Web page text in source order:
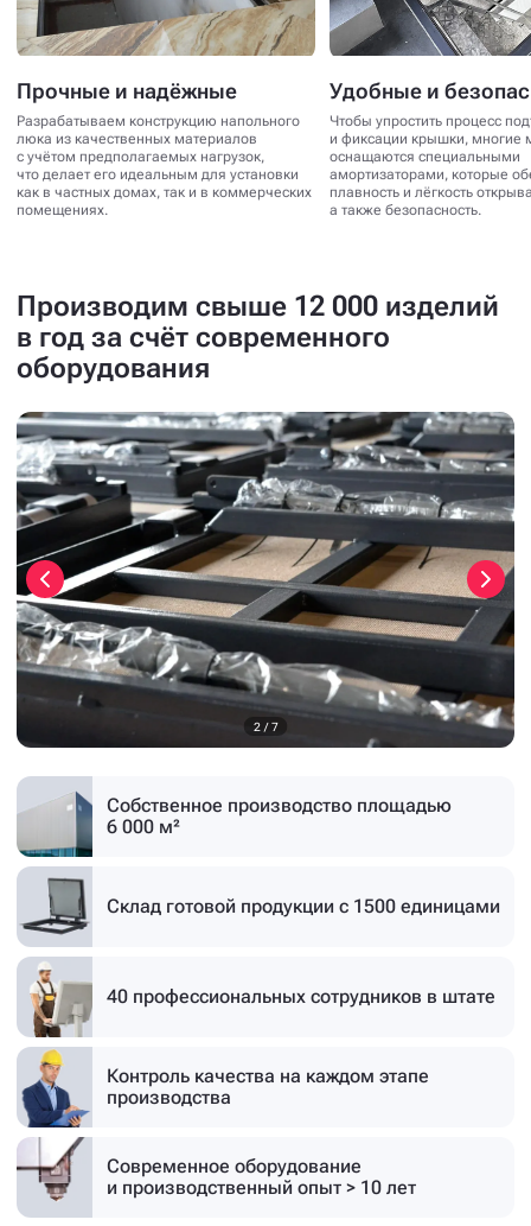
Прочные и надёжные
Разрабатываем конструкцию напольного
люка из качественных материалов
с учётом предполагаемых нагрузок,
что делает его идеальным для установки
как в частных домах, так и в коммерческих
помещениях.
Удобные и
Чтобы упростить процесс
и фиксации крышки, многие
оснащаются специальными
амортизаторами, которые
плавность и лёгкость
а также безопасность.
Производим свыше 12 000 изделий
в год за счёт современного
оборудования
3 / 7
Собственное производство площадью
6 000 м²
Склад готовой продукции с 1500 единицами
40 профессиональных сотрудников в штате
Контроль качества на каждом этапе
производства
Современное оборудование
и производственный опыт > 10 лет